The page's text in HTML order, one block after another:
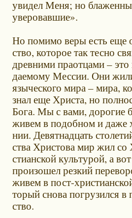
уви­дел Ме­ня; но
уве­ро­вав­шие».
Но по­ми­мо ве­ры есть еще
ство, ко­то­рое так тес­но
древни­ми пра­от­ца­ми –
да­е­мо­му Мес­сии. Они
язы­че­ско­го ми­ра – ми­ра,
знал еще Хри­ста, но
Бо­га. Мы с ва­ми, до­ро­гие
жи­вем в по­доб­ном и
нии. Де­вят­на­дцать
ства Хри­сто­ва мир жил
сти­ан­ской куль­ту­рой, а
про­изо­шел рез­кий
жи­вем в пост-
то­рый сно­ва по­гру­зил­ся
ство.